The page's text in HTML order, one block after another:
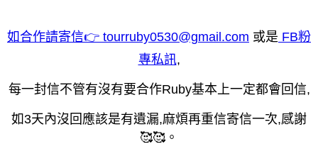
如合作請寄信👉 tourruby0530@gmail.com 或是 FB粉
專私訊,
每一封信不管有沒有要合作Ruby基本上一定都會回信,
如3天內沒回應該是有遺漏,麻煩再重信寄信一次,感謝
🥰🥰。